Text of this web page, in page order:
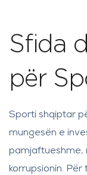
Sfida
për
Sporti shqiptar
mungesën e
pamjaftueshme,
korrupsionin.